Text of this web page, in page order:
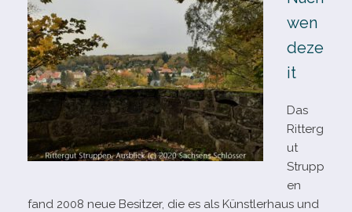
wen
deze
it
Das
Ritterg
ut
Strupp
en
fand 2008 neue Besitzer, die es als Künstlerhaus und